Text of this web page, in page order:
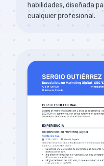
habilidades, diseñada
cualquier profesional.